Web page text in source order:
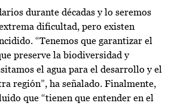
durante décadas y lo seremos
dificultad, pero existen
“Tenemos que garantizar el
preserve la biodiversidad y
el agua para el desarrollo y el
región”, ha señalado. Finalmente,
que “tienen que entender en el